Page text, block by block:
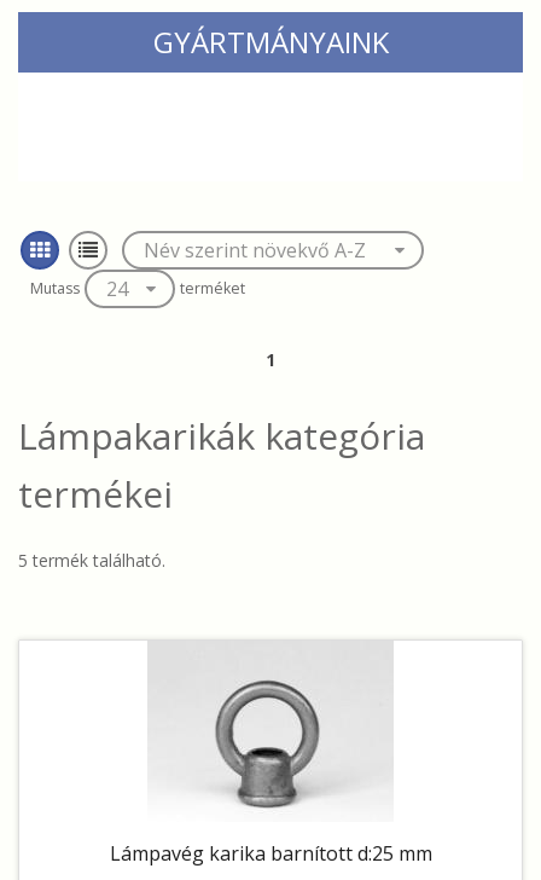
GYÁRTMÁNYAINK
Mutass terméket
1
Lámpakarikák kategória
termékei
5 termék található.
Lámpavég karika barnított d:25 mm